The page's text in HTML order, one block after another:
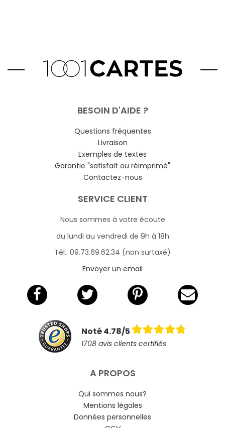
BESOIN D'AIDE ?
Questions fréquentes
Livraison
Exemples de textes
Garantie "satisfait ou réimprimé"
Contactez-nous
SERVICE CLIENT
Nous sommes à votre écoute
du lundi au vendredi de 9h à 18h
Tél.: 09.73.69.62.34 (non surtaxé)
Envoyer un email
Noté 4.78/5
1708 avis clients certifiés
A PROPOS
Qui sommes nous?
Mentions légales
Données personnelles